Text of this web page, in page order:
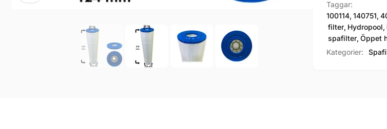
Taggar:
100114, 140751,
filter, Hydropool,
spafilter, Öppet
Kategorier: